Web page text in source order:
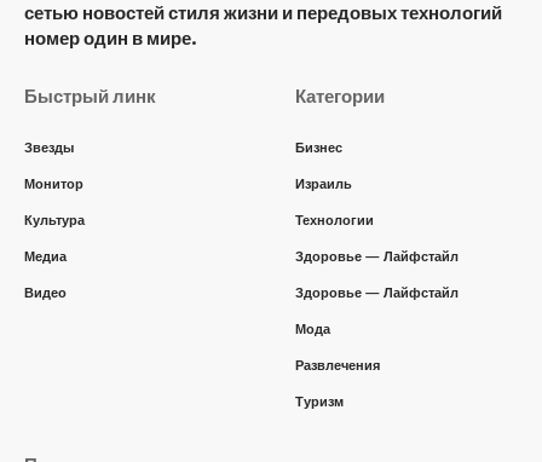
сетью новостей стиля жизни и передовых технологий
номер один в мире.
Быстрый линк
Звезды
Монитор
Культура
Медиа
Видео
Категории
Бизнес
Израиль
Технологии
Здоровье — Лайфстайл
Здоровье — Лайфстайл
Мода
Развлечения
Туризм